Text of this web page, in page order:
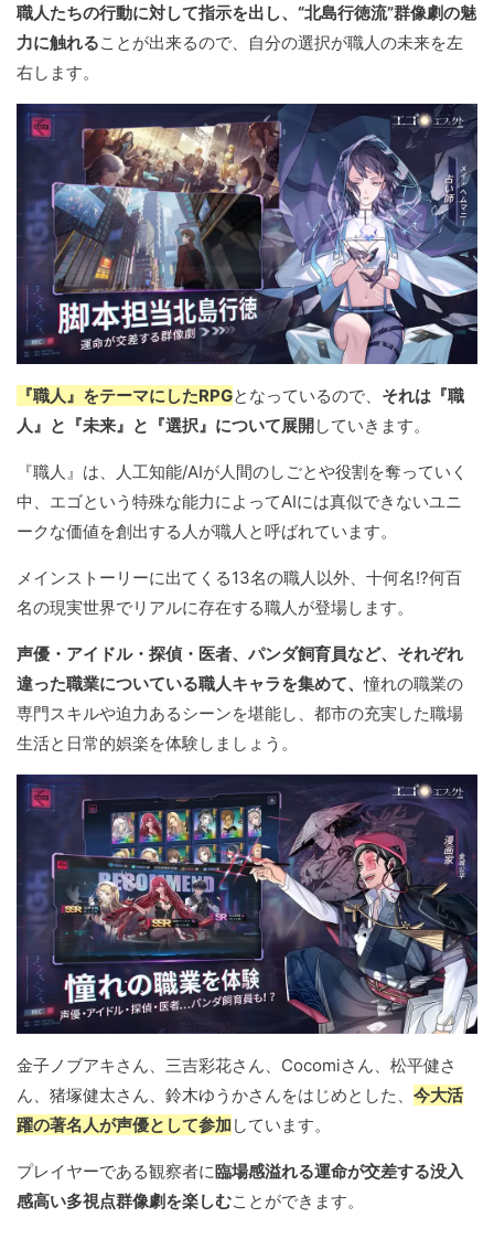
職人たちの行動に対して指示を出し、“北島行徳流”群像劇の魅
力に触れることが出来るので、自分の選択が職人の未来を左
右します。
『職人』をテーマにしたRPGとなっているので、 それは『職
人』と『未来』と『選択』について展開していきます。
『職人』は、人工知能/AIが人間のしごとや役割を奪っていく
中、エゴという特殊な能力によってAIには真似できないユニ
ークな価値を創出する人が職人と呼ばれています。
メインストーリーに出てくる13名の職人以外、十何名!?何百
名の現実世界でリアルに存在する職人が登場します。
声優・アイドル・探偵・医者、パンダ飼育員など、それぞれ
違った職業についている職人キャラを集めて、憧れの職業の
専門スキルや迫力あるシーンを堪能し、都市の充実した職場
生活と日常的娯楽を体験しましょう。
金子ノブアキさん、三吉彩花さん、Cocomiさん、松平健さ
ん、猪塚健太さん、鈴木ゆうかさんをはじめとした、 今大活
躍の著名人が声優として参加 しています。
プレイヤーである観察者に臨場感溢れる運命が交差する没入
感高い多視点群像劇を楽しむことができます。